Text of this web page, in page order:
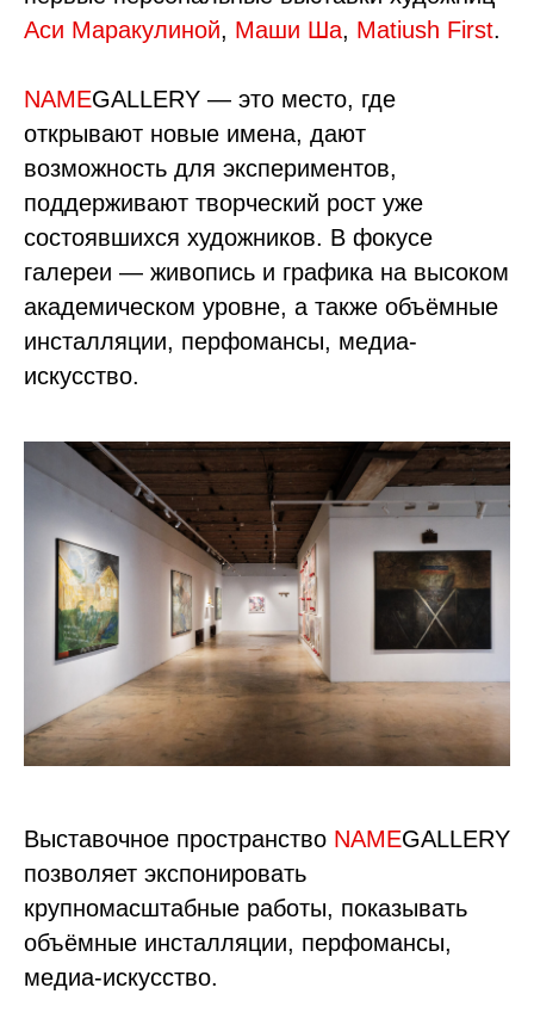
Аси Маракулиной, Маши Ша, Matiush First.
NAMEGALLERY — это место, где
открывают новые имена, дают
возможность для экспериментов,
поддерживают творческий рост уже
состоявшихся художников. В фокусе
галереи — живопись и графика на высоком
академическом уровне, а также объёмные
инсталляции, перфомансы, медиа-
искусство.
Выставочное пространство NAMEGALLERY
позволяет экспонировать
крупномасштабные работы, показывать
объёмные инсталляции, перфомансы,
медиа-искусство.